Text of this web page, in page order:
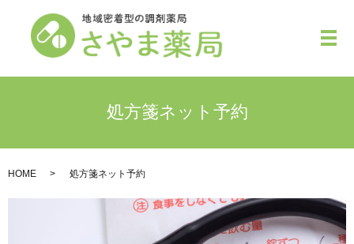
メ
処方箋ネット予約
HOME 処方箋ネット予約